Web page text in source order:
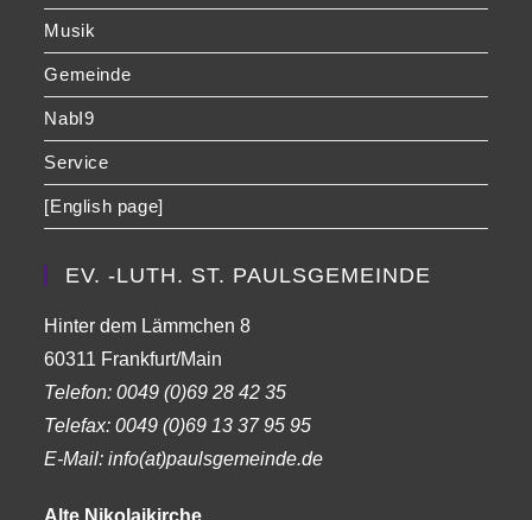
Musik
Gemeinde
NabI9
Service
[English page]
EV. -LUTH. ST. PAULSGEMEINDE
Hinter dem Lämmchen 8
60311 Frankfurt/Main
Telefon:0049 (0)69 28 42 35
Telefax:0049 (0)69 13 37 95 95
E-Mail: info(at)paulsgemeinde.de
Alte Nikolaikirche